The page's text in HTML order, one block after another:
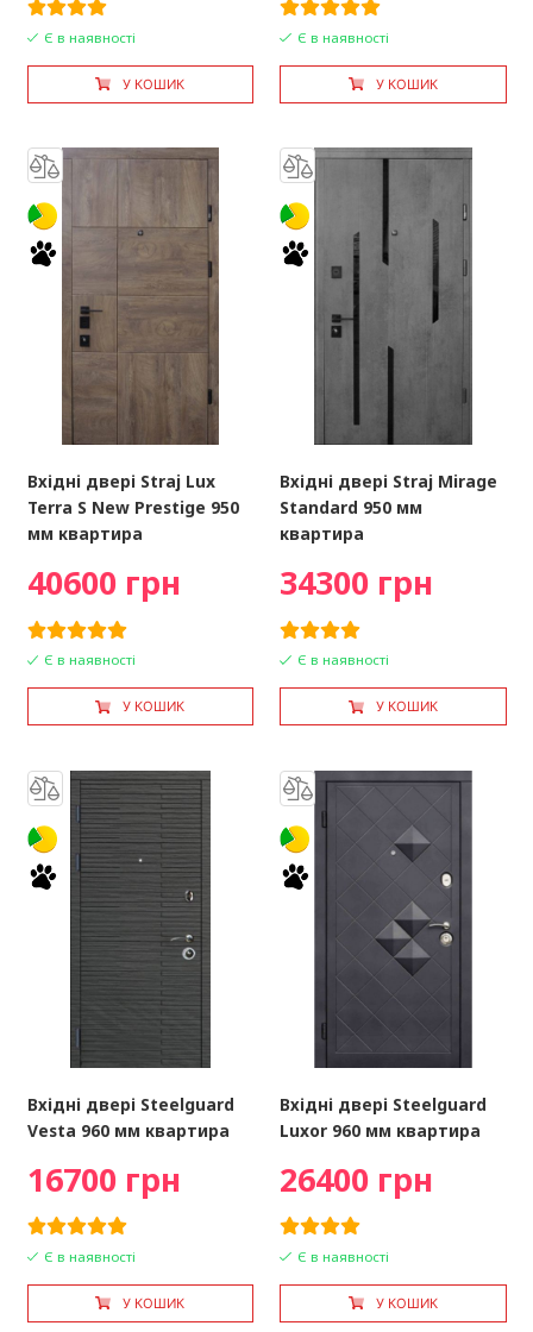
Є в наявності
У КОШИК
Є в наявності
У КОШИК
Вхідні двері Straj Lux
Terra S New Prestige 950
мм квартира
40600 грн
Є в наявності
У КОШИК
Вхідні двері Straj Mirage
Standard 950 мм
квартира
34300 грн
Є в наявності
У КОШИК
Вхідні двері Steelguard
Vesta 960 мм квартира
16700 грн
Є в наявності
У КОШИК
Вхідні двері Steelguard
Luxor 960 мм квартира
26400 грн
Є в наявності
У КОШИК